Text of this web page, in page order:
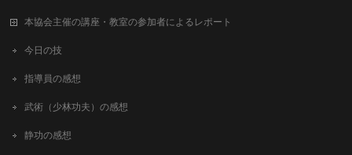
本協会主催の講座・教室の参加者によるレポート
今日の技
指導員の感想
武術（少林功夫）の感想
静功の感想